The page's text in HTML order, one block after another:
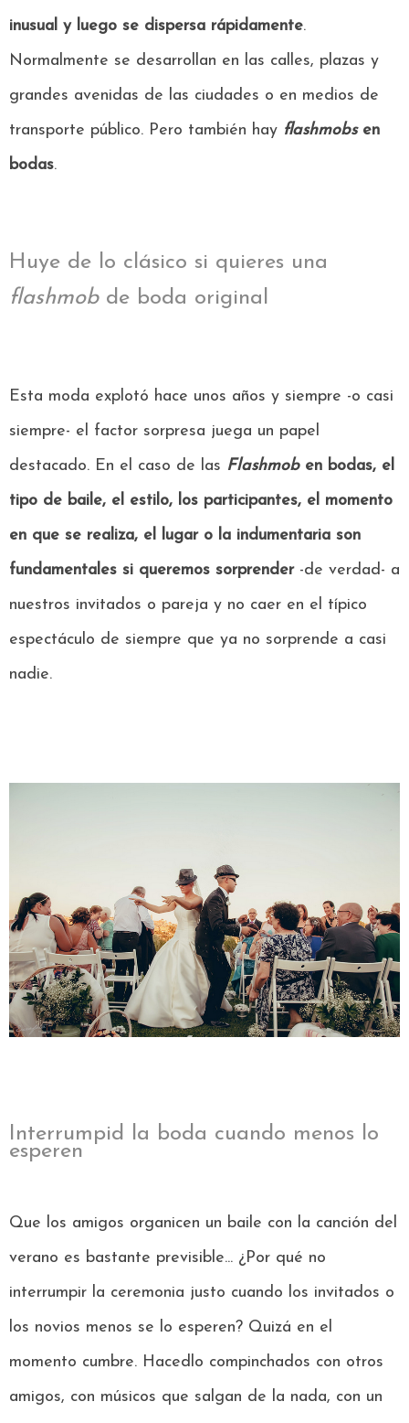
inusual y luego se dispersa rápidamente.
Normalmente se desarrollan en las calles, plazas y
grandes avenidas de las ciudades o en medios de
transporte público. Pero también hay flashmobsen
bodas.
Huye de lo clásico si quieres una
flashmobde boda original
Esta moda explotó hace unos años y siempre -o casi
siempre- el factor sorpresa juega un papel
destacado. En el caso de las Flashmob en bodas, el
tipo de baile, el estilo, los participantes, el momento
en que se realiza, el lugar o la indumentaria son
fundamentales si queremos sorprender-de verdad- a
nuestros invitados o pareja y no caer en el típico
espectáculo de siempre que ya no sorprende a casi
nadie.
Interrumpid la boda cuando menos lo
esperen
Que los amigos organicen un baile con la canción del
verano es bastante previsible... ¿Por qué no
interrumpir la ceremonia justo cuando los invitados o
los novios menos se lo esperen? Quizá en el
momento cumbre. Hacedlo compinchados con otros
amigos, con músicos que salgan de la nada, con un